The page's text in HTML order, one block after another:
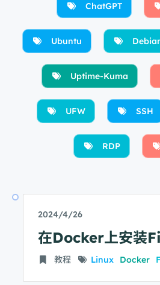
ChatGPT
Ubuntu
Uptime-Kuma
UFW SSH
RDP
2024/4/26
在Docker上安装
教程 Linux Docker